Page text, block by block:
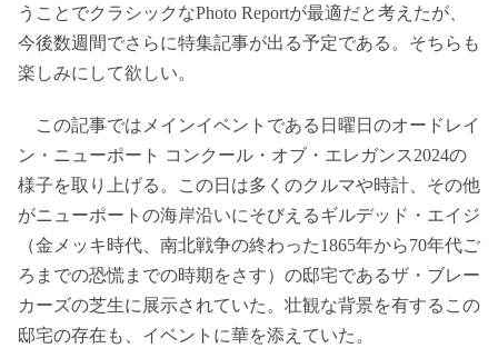
うことでクラシックなPhoto Reportが最適だと考えたが、
今後数週間でさらに特集記事が出る予定である。そちらも
楽しみにして欲しい。
この記事ではメインイベントである日曜日のオードレイ
ン・ニューポート コンクール・オブ・エレガンス2024の
様子を取り上げる。この日は多くのクルマや時計、その他
がニューポートの海岸沿いにそびえるギルデッド・エイジ
（金メッキ時代、南北戦争の終わった1865年から70年代ご
ろまでの恐慌までの時期をさす）の邸宅であるザ・ブレー
カーズの芝生に展示されていた。壮観な背景を有するこの
邸宅の存在も、イベントに華を添えていた。